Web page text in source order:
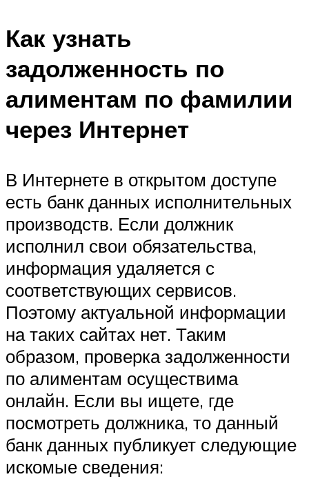
Как узнать
задолженность по
алиментам по фамилии
через Интернет
В Интернете в открытом доступе
есть банк данных исполнительных
производств. Если должник
исполнил свои обязательства,
информация удаляется с
соответствующих сервисов.
Поэтому актуальной информации
на таких сайтах нет. Таким
образом, проверка задолженности
по алиментам осуществима
онлайн. Если вы ищете, где
посмотреть должника, то данный
банк данных публикует следующие
искомые сведения: